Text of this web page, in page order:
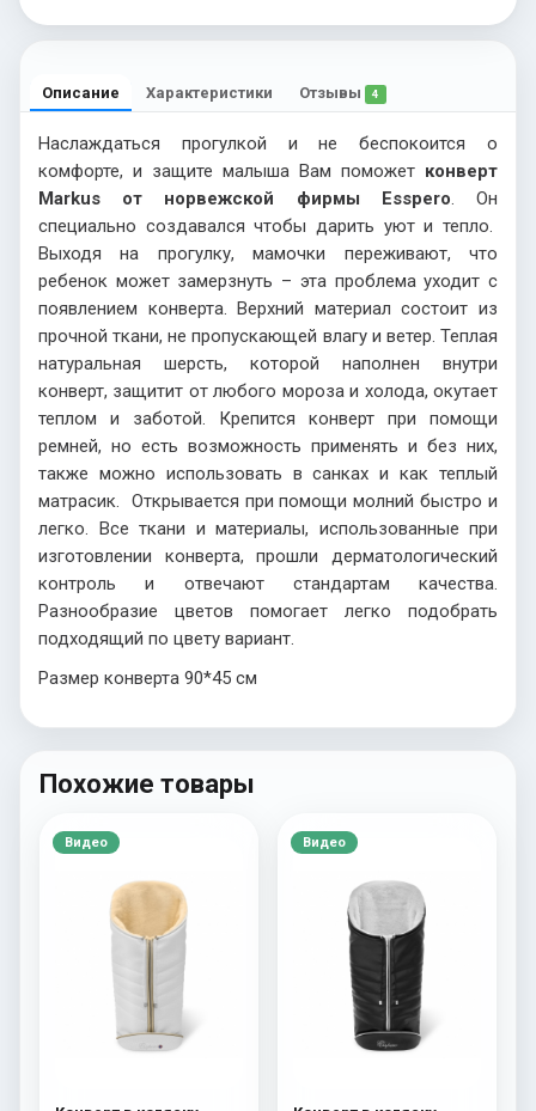
Описание Характеристики Отзывы 4
Наслаждаться прогулкой и не беспокоится о
комфорте, и защите малыша Вам поможет конверт
Markus от норвежской фирмы Esspero. Он
специально создавался чтобы дарить уют и тепло.
Выходя на прогулку, мамочки переживают, что
ребенок может замерзнуть – эта проблема уходит с
появлением конверта. Верхний материал состоит из
прочной ткани, не пропускающей влагу и ветер. Теплая
натуральная шерсть, которой наполнен внутри
конверт, защитит от любого мороза и холода, окутает
теплом и заботой. Крепится конверт при помощи
ремней, но есть возможность применять и без них,
также можно использовать в санках и как теплый
матрасик. Открывается при помощи молний быстро и
легко. Все ткани и материалы, использованные при
изготовлении конверта, прошли дерматологический
контроль и отвечают стандартам качества.
Разнообразие цветов помогает легко подобрать
подходящий по цвету вариант.
Размер конверта 90*45 см
Похожие товары
Видео Видео